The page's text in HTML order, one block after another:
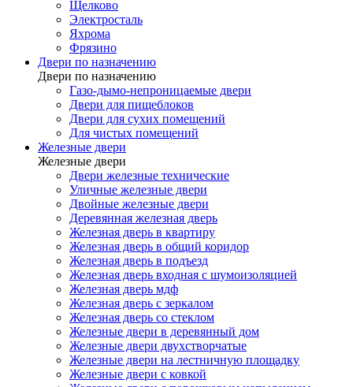
Щелково
Электросталь
Яхрома
Фрязино
Двери по назначению
Двери по назначению
Газо-дымо-непроницаемые двери
Двери для пищеблоков
Двери для сухих помещений
Для чистых помещений
Железные двери
Железные двери
Двери железные технические
Уличные железные двери
Двойные железные двери
Деревянная железная дверь
Железная дверь в квартиру
Железная дверь в общий коридор
Железная дверь в подъезд
Железная дверь входная с шумоизоляцией
Железная дверь мдф
Железная дверь с зеркалом
Железная дверь со стеклом
Железные двери в деревянный дом
Железные двери двухстворчатые
Железные двери на лестничную площадку
Железные двери с ковкой